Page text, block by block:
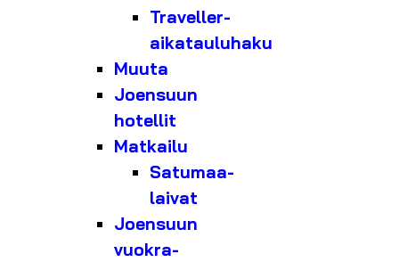
Traveller-
aikatauluhaku
Muuta
Joensuun
hotellit
Matkailu
Satumaa-
laivat
Joensuun
vuokra-